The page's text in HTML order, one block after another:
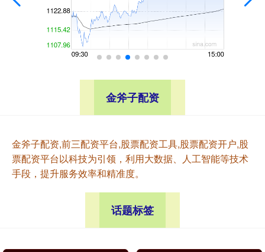
金斧子配资
金斧子配资,前三配资平台,股票配资工具,股票配资开户,股
票配资平台以科技为引领，利用大数据、人工智能等技术
手段，提升服务效率和精准度。
话题标签